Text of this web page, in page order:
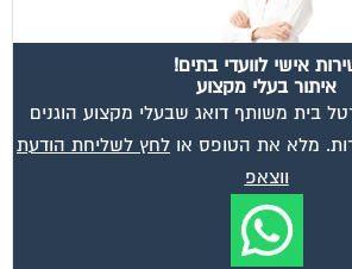
אישי לוועדי בתים!
איתור בעלי מקצוע
בית משותף דואג שבעלי מקצוע הוגנים
מלא את הטופס או לחץ לשליחת הודעת
ווצאפ